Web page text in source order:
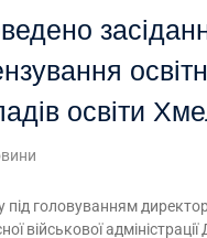
освіти
головуванням
військової